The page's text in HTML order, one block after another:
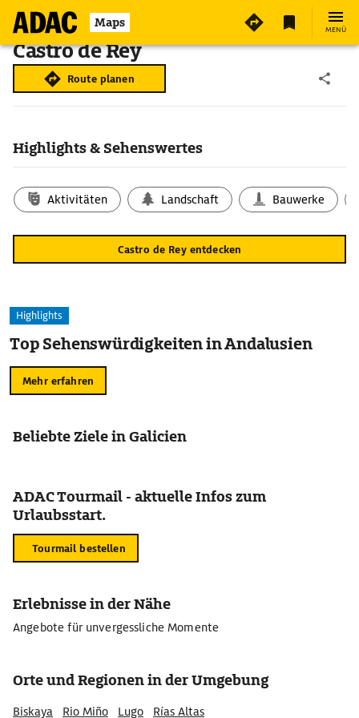
Maps MENÜ
Castro de Rey
Route planen
Highlights & Sehenswertes
Aktivitäten Landschaft Bauwerke
Castro de Rey entdecken
Highlights
Top Sehenswürdigkeiten in Andalusien
Mehr erfahren
Beliebte Ziele in Galicien
ADAC Tourmail - aktuelle Infos zum
Urlaubsstart.
Tourmail bestellen
Erlebnisse in der Nähe
Angebote für unvergessliche Momente
Orte und Regionen in der Umgebung
Biskaya Rio Miño Lugo Rías Altas